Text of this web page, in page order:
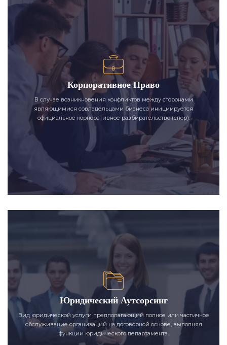
Корпоративное Право
В случае возникновения конфликтов между сторонами
являющимися совладельцами бизнеса инициируется
официальное корпоративное разбирательство (спор).
Юридический Аутсорсинг
Вид юридической услуги предполагающий полное или частичное
обслуживание организаций на договорной основе, выполняя
функции юридического департамента.